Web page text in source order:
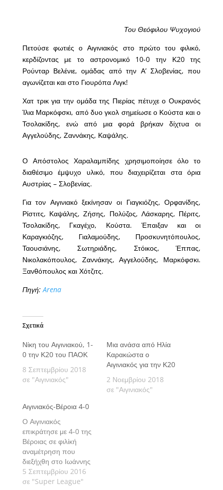
Του Θεόφιλου Ψυχογιού
Πετούσε φωτιές ο Αιγινιακός στο πρώτο του φιλικό,
κερδίζοντας με το αστρονομικό 10-0 την Κ20 της
Ρούνταρ Βελένιε, ομάδας από την Α’ Σλοβενίας, που
αγωνίζεται και στο Γιουρόπα Λιγκ!
Χατ τρικ για την ομάδα της Πιερίας πέτυχε ο Ουκρανός
Ίλια Μαρκόφσκι, από δυο γκολ σημείωσε ο Κούστα και ο
Τσολακίδης, ενώ από μια φορά βρήκαν δίχτυα οι
Αγγελούδης, Ζαννάκης, Καψάλης.
Ο Απόστολος Χαραλαμπίδης χρησιμοποίησε όλο το
διαθέσιμο έμψυχο υλικό, που διαχειρίζεται στα όρια
Αυστρίας – Σλοβενίας.
Για τον Αιγινιακό ξεκίνησαν οι Γιαγκιόζης, Ορφανίδης,
Ρίστιτς, Καψάλης, Ζήσης, Πολύζος, Λάσκαρης, Πέριτς,
Τσολακίδης, Γκαγέχο, Κούστα. Έπαιξαν και οι
Καραγκιόζης, Γιαλαμούδης, Προσκυνητόπουλος,
Ταουσιάνης, Σωτηριάδης, Στόικος, Έππας,
Νικολακόπουλος, Ζαννάκης, Αγγελούδης, Μαρκόφσκι.
Ξανθόπουλος και Χότζιτς.
Πηγή:Arena
Σχετικά
Νίκη του Αιγινιακού, 1-
0 την Κ20 του ΠΑΟΚ
8 Σεπτεμβρίου 2018
σε "Αιγινιακός"
Μια ανάσα από Ηλία
Καρακώστα ο
Αιγινιακός για την Κ20
2 Νοεμβρίου 2018
σε "Αιγινιακός"
Αιγινιακός-Βέροια 4-0
Ο Αιγινιακός
επικράτησε με 4-0 της
Βέροιας σε φιλίκή
αναμέτρηση που
διεξήχθη στο Ιωάννης
Παραλυκίδης του
Αιγινίου.
5 Σεπτεμβρίου 2016
σε "Super League"